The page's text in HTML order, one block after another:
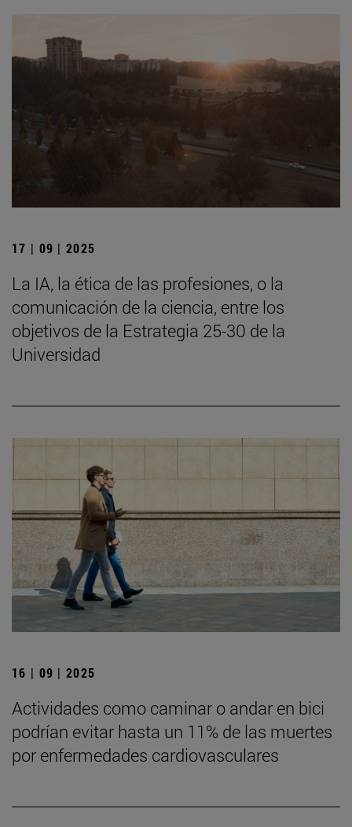
17 | 09 | 2025
La IA, la ética de las profesiones, o la
comunicación de la ciencia, entre los
objetivos de la Estrategia 25-30 de la
Universidad
16 | 09 | 2025
Actividades como caminar o andar en bici
podrían evitar hasta un 11% de las muertes
por enfermedades cardiovasculares